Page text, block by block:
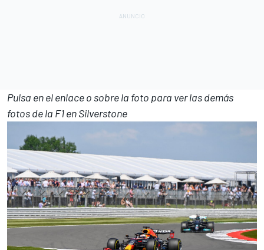
Pulsa en el enlace o sobre la foto para ver las demás
fotos de la F1 en Silverstone